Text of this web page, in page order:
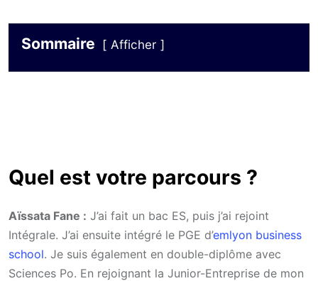
Sommaire Afficher
Quel est votre parcours ?
Aïssata Fane : J’ai fait un bac ES, puis j’ai rejoint
Intégrale. J’ai ensuite intégré le PGE d’emlyon business
school. Je suis également en double-diplôme avec
Sciences Po. En rejoignant la Junior-Entreprise de mon